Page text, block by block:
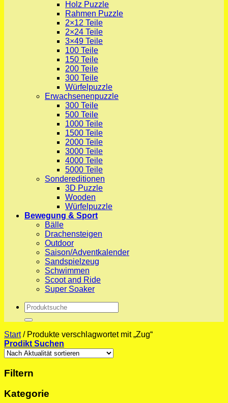
Holz Puzzle
Rahmen Puzzle
2×12 Teile
2×24 Teile
3×49 Teile
100 Teile
150 Teile
200 Teile
300 Teile
Würfelpuzzle
Erwachsenenpuzzle
300 Teile
500 Teile
1000 Teile
1500 Teile
2000 Teile
3000 Teile
4000 Teile
5000 Teile
Sondereditionen
3D Puzzle
Wooden
Würfelpuzzle
Bewegung & Sport
Bälle
Drachensteigen
Outdoor
Saison/Adventkalender
Sandspielzeug
Schwimmen
Scoot and Ride
Super Soaker
Suchen
nach:
Start /Produkte verschlagwortet mit „Zug“
Prodikt Suchen
Filtern
Kategorie